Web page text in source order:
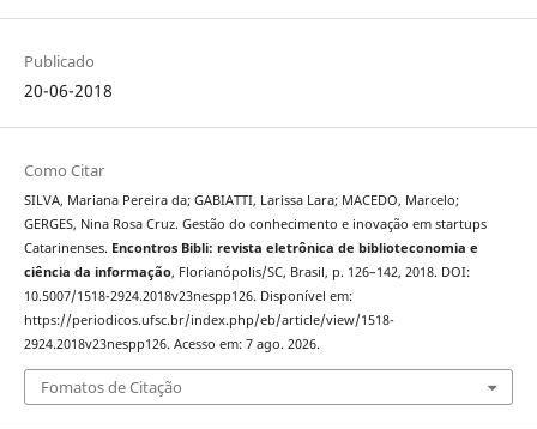
Publicado
20-06-2018
Como Citar
SILVA, Mariana Pereira da; GABIATTI, Larissa Lara; MACEDO, Marcelo;
GERGES, Nina Rosa Cruz. Gestão do conhecimento e inovação em startups
Catarinenses. Encontros Bibli: revista eletrônica de biblioteconomia e
ciência da informação, Florianópolis/SC, Brasil, p. 126–142, 2018. DOI:
10.5007/1518-2924.2018v23nespp126. Disponível em:
https://periodicos.ufsc.br/index.php/eb/article/view/1518-
2924.2018v23nespp126. Acesso em: 7 ago. 2026.
Fomatos de Citação